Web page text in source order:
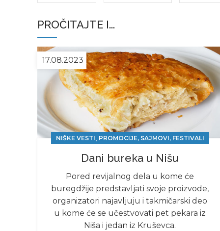
PROČITAJTE I...
17.08.2023
NIŠKE VESTI, PROMOCIJE, SAJMOVI, FESTIVALI
Dani bureka u Nišu
Pored revijalnog dela u kome će
buregdžije predstavljati svoje proizvode,
organizatori najavljuju i takmičarski deo
u kome će se učestvovati pet pekara iz
Niša i jedan iz Kruševca.